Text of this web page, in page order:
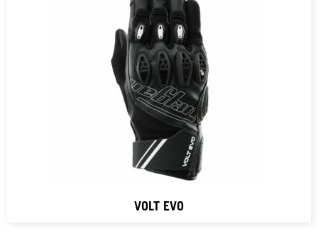
VOLT EVO